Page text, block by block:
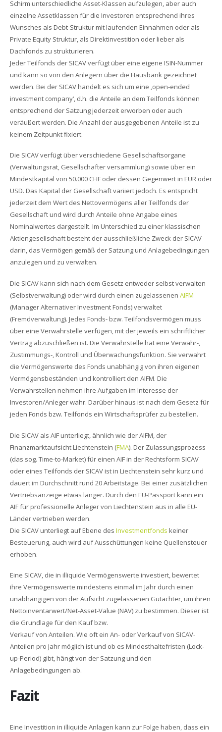
Schirm unterschiedliche Asset-Klassen aufzulegen, aber auch
einzelne Assetklassen für die Investoren entsprechend ihres
Wunsches als Debt-Struktur mit laufenden Einnahmen oder als
Private Equity Struktur, als Direktinvestition oder lieber als
Dachfonds zu strukturieren.
Jeder Teilfonds der SICAV verfügt über eine eigene ISIN-Nummer
und kann so von den Anlegern über die Hausbank gezeichnet
werden. Bei der SICAV handelt es sich um eine ‚open-ended
investment company‘, d.h. die Anteile an dem Teilfonds können
entsprechend der Satzung jederzeit erworben oder auch
veräußert werden. Die Anzahl der ausgegebenen Anteile ist zu
keinem Zeitpunkt fixiert.
Die SICAV verfügt über verschiedene Gesellschaftsorgane
(Verwaltungsrat, Gesellschafter versammlung) sowie über ein
Mindestkapital von 50.000 CHF oder dessen Gegenwert in EUR oder
USD. Das Kapital der Gesellschaft variiert jedoch. Es entspricht
jederzeit dem Wert des Nettovermögens aller Teilfonds der
Gesellschaft und wird durch Anteile ohne Angabe eines
Nominalwertes dargestellt. Im Unterschied zu einer klassischen
Aktiengesellschaft besteht der ausschließliche Zweck der SICAV
darin, das Vermögen gemäß der Satzung und Anlagebedingungen
anzulegen und zu verwalten.
Die SICAV kann sich nach dem Gesetz entweder selbst verwalten
(Selbstverwaltung) oder wird durch einen zugelassenen AIFM
(Manager Alternativer Investment Fonds) verwaltet
(Fremdverwaltung). Jedes Fonds- bzw. Teilfondsvermögen muss
über eine Verwahrstelle verfügen, mit der jeweils ein schriftlicher
Vertrag abzuschließen ist. Die Verwahrstelle hat eine Verwahr-,
Zustimmungs-, Kontroll und Überwachungsfunktion. Sie verwahrt
die Vermögenswerte des Fonds unabhängig von ihren eigenen
Vermögensbeständen und kontrolliert den AIFM. Die
Verwahrstellen nehmen ihre Aufgaben im Interesse der
Investoren/Anleger wahr. Darüber hinaus ist nach dem Gesetz für
jeden Fonds bzw. Teilfonds ein Wirtschaftsprüfer zu bestellen.
Die SICAV als AIF unterliegt, ähnlich wie der AIFM, der
Finanzmarktaufsicht Liechtenstein (FMA). Der Zulassungsprozess
(das sog. Time-to-Market) für einen AIF in der Rechtsform SICAV
oder eines Teilfonds der SICAV ist in Liechtenstein sehr kurz und
dauert im Durchschnitt rund 20 Arbeitstage. Bei einer zusätzlichen
Vertriebsanzeige etwas länger. Durch den EU-Passport kann ein
AIF für professionelle Anleger von Liechtenstein aus in alle EU-
Länder vertrieben werden.
Die SICAV unterliegt auf Ebene des Investmentfonds keiner
Besteuerung, auch wird auf Ausschüttungen keine Quellensteuer
erhoben.
Eine SICAV, die in illiquide Vermögenswerte investiert, bewertet
ihre Vermögenswerte mindestens einmal im Jahr durch einen
unabhängigen von der Aufsicht zugelassenen Gutachter, um ihren
Nettoinventarwert/Net-Asset-Value (NAV) zu bestimmen. Dieser ist
die Grundlage für den Kauf bzw.
Verkauf von Anteilen. Wie oft ein An- oder Verkauf von SICAV-
Anteilen pro Jahr möglich ist und ob es Mindesthaltefristen (Lock-
up-Period) gibt, hängt von der Satzung und den
Anlagebedingungen ab.
Fazit
Eine Investition in illiquide Anlagen kann zur Folge haben, dass ein